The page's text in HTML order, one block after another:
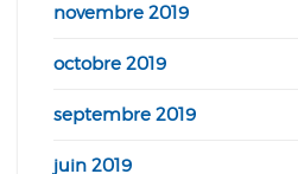
novembre 2019
octobre 2019
septembre 2019
juin 2019